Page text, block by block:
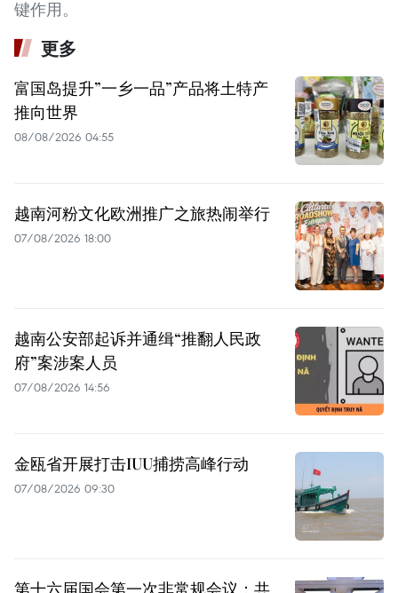
键作用。
更多
富国岛提升”一乡一品”产品将土特产
推向世界
08/08/2026 04:55
越南河粉文化欧洲推广之旅热闹举行
07/08/2026 18:00
越南公安部起诉并通缉“推翻人民政
府”案涉案人员
07/08/2026 14:56
金瓯省开展打击IUU捕捞高峰行动
07/08/2026 09:30
第十六届国会第一次非常规会议：共